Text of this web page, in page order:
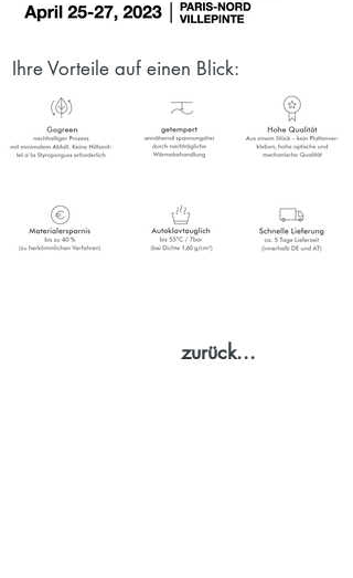
Ihre Vorteile auf einen Blick:
zurück...